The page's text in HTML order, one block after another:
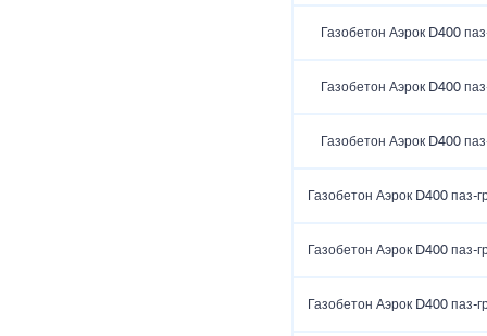
Газобетон Аэрок D400
Газобетон Аэрок D400
Газобетон Аэрок D400
Газобетон Аэрок D400 паз-
Газобетон Аэрок D400 паз-
Газобетон Аэрок D400 паз-